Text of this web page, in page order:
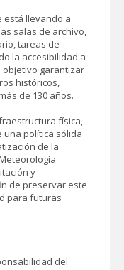
está llevando a
salas de archivo,
tareas de
la accesibilidad a
objetivo garantizar
históricos,
de 130 años.
física,
una política sólida
de la
y
de preservar este
para futuras
del